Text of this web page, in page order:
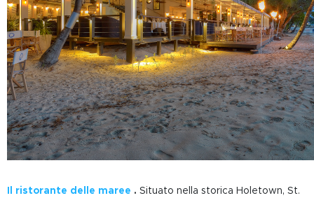
Il ristorante delle maree . Situato nella storica Holetown, St.